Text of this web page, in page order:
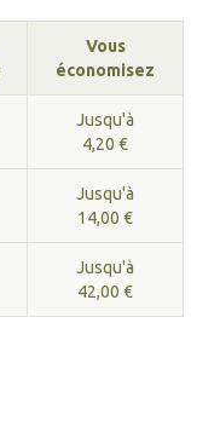
Vous
économisez
Jusqu'à
4,20 €
Jusqu'à
14,00 €
Jusqu'à
42,00 €